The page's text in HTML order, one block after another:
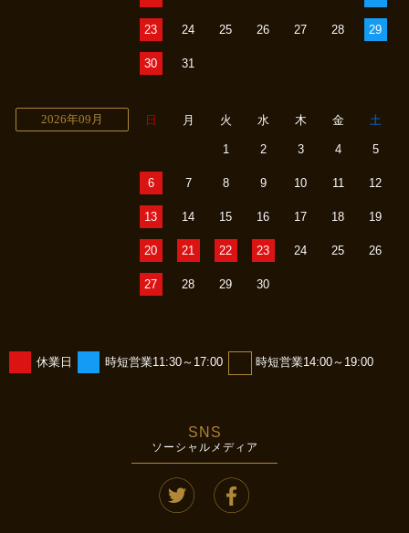
23 24 25 26 27 28 29
30 31
2026年09月 日 月 火 水 木 金 土
1 2 3 4 5
6 7 8 9 10 11 12
13 14 15 16 17 18 19
20 21 22 23 24 25 26
27 28 29 30
休業日 時短営業11:30～17:00 時短営業14:00～19:00
SNS
ソーシャルメディア